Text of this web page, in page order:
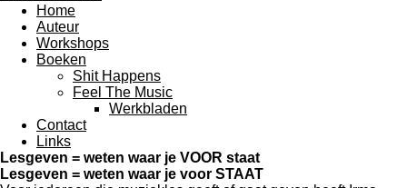
Home
Auteur
Workshops
Boeken
Shit Happens
Feel The Music
Werkbladen
Contact
Links
Lesgeven = weten waar je VOOR staat
Lesgeven = weten waar je voor STAAT